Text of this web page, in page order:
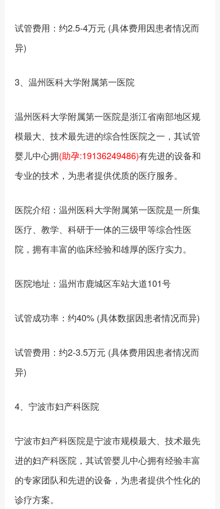
试管费用：约2.5-4万元 (具体费用因患者情况而
异)
3、温州医科大学附属第一医院
温州医科大学附属第一医院是浙江省南部地区规
模最大、技术最先进的综合性医院之一，其试管
婴儿中心拥(助孕:19136249486)有先进的设备和
专业的技术，为患者提供优质的医疗服务。
医院介绍：温州医科大学附属第一医院是一所集
医疗、教学、科研于一体的三级甲等综合性医
院，拥有丰富的临床经验和雄厚的医疗实力。
医院地址：温州市鹿城区车站大道101号
试管成功率：约40% (具体数据因患者情况而异)
试管费用：约2-3.5万元 (具体费用因患者情况而
异)
4、宁波市妇产科医院
宁波市妇产科医院是宁波市规模最大、技术最先
进的妇产科医院，其试管婴儿中心拥有经验丰富
的专家团队和先进的设备，为患者提供个性化的
诊疗方案。